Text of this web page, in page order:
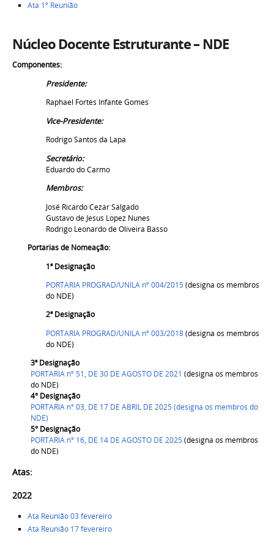
Ata 1º Reunião
Núcleo Docente Estruturante–NDE
Componentes:
Presidente:
Raphael Fortes Infante Gomes
Vice-Presidente:
Rodrigo Santos da Lapa
Secretário:
Eduardo do Carmo
Membros:
José Ricardo Cezar Salgado
Gustavo de Jesus Lopez Nunes
Rodrigo Leonardo de Oliveira Basso
Portarias de Nomeação:
1ª Designação
PORTARIA PROGRAD/UNILA nº 004/2015(designa os membros
do NDE)
2ª Designação
PORTARIA PROGRAD/UNILA nº 003/2018(designa os membros
do NDE)
3ª Designação
PORTARIA nº 51, DE 30 DE AGOSTO DE 2021 (designa os membros
do NDE)
4° Designação
PORTARIA n° 03, DE 17 DE ABRIL DE 2025 (designa os membros do
NDE)
5° Designação
PORTARIA n° 16, DE 14 DE AGOSTO DE 2025(designa os membros
do NDE)
Atas:
2022
Ata Reunião 03 fevereiro
Ata Reunião 17 fevereiro